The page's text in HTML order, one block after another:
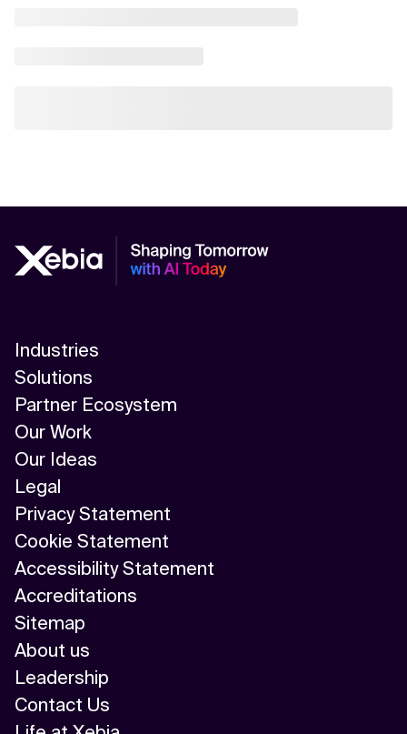
Industries
Solutions
Partner Ecosystem
Our Work
Our Ideas
Legal
Privacy Statement
Cookie Statement
Accessibility Statement
Accreditations
Sitemap
About us
Leadership
Contact Us